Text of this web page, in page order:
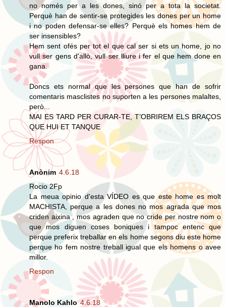
no només per a les dones, sinó per a tota la societat.
Perquè han de sentir-se protegides les dones per un home
i no poden defensar-se elles? Perquè els homes hem de
ser insensibles?
Hem sent ofés per tot el que cal ser si ets un home, jo no
vull ser gens d'allò, vull ser lliure i fer el que hem done en
gana.
Doncs ets normal que les persones que han de sofrir
comentaris masclistes no suporten a les persones malaltes,
però...
MAI ES TARD PER CURAR-TE, T’OBRIREM ELS BRAÇOS
QUE HUI ET TANQUE
Respon
Anònim 4.6.18
Rocio 2Fp
La meua opinio d'esta VÍDEO es que este home es molt
MACHISTA, perque a les dones no mos agrada que mos
criden aixina , mos agraden que no cride per nostre nom o
que mos diguen coses boniques i tampoc entenc que
perque preferix treballar en els home segons diu este home
perque ho fem nostre treball igual que els homens o avee
millor.
Respon
Manolo Kahlo 4.6.18